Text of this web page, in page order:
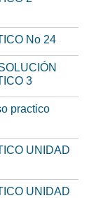
No 24
3
practico
UNIDAD
UNIDAD